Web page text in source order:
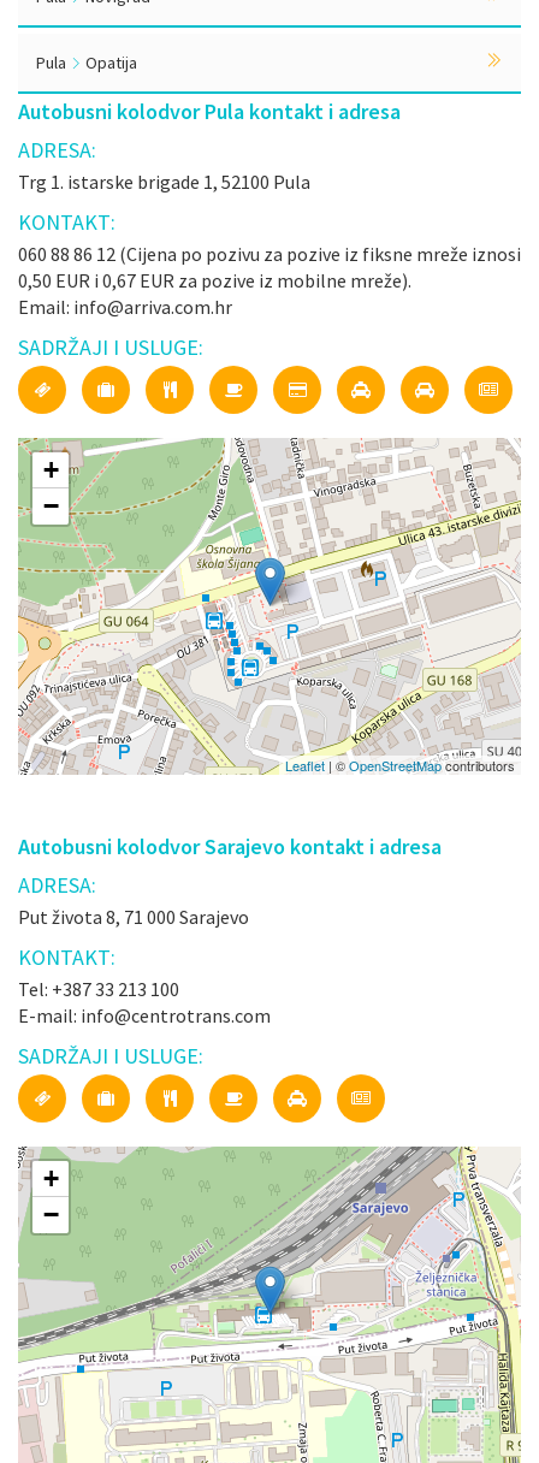
Pula Opatija
Autobusni kolodvor Pula kontakt i adresa
ADRESA:
Trg 1. istarske brigade 1, 52100 Pula
KONTAKT:
060 88 86 12 (Cijena po pozivu za pozive iz fiksne mreže iznosi
0,50 EUR i 0,67 EUR za pozive iz mobilne mreže).
Email: info@arriva.com.hr
SADRŽAJI I USLUGE:
+
−
Leaflet| ©OpenStreetMapcontributors
Autobusni kolodvor Sarajevo kontakt i adresa
ADRESA:
Put života 8, 71 000 Sarajevo
KONTAKT:
Tel: +387 33 213 100
E-mail: info@centrotrans.com
SADRŽAJI I USLUGE:
+
−